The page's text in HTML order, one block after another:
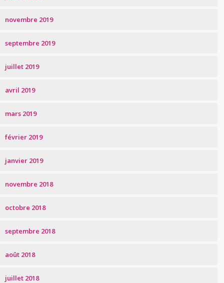
novembre 2019
septembre 2019
juillet 2019
avril 2019
mars 2019
février 2019
janvier 2019
novembre 2018
octobre 2018
septembre 2018
août 2018
juillet 2018